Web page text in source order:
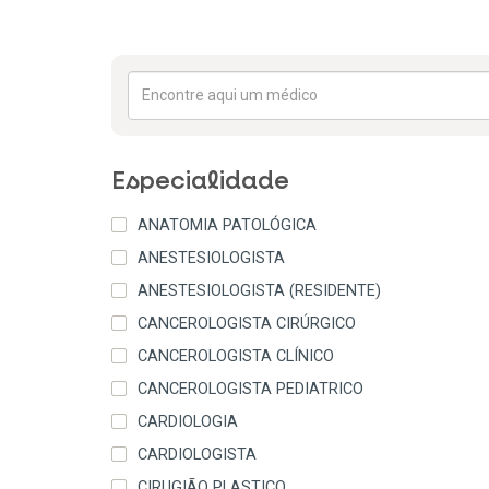
Especialidade
ANATOMIA PATOLÓGICA
ANESTESIOLOGISTA
ANESTESIOLOGISTA (RESIDENTE)
CANCEROLOGISTA CIRÚRGICO
CANCEROLOGISTA CLÍNICO
CANCEROLOGISTA PEDIATRICO
CARDIOLOGIA
CARDIOLOGISTA